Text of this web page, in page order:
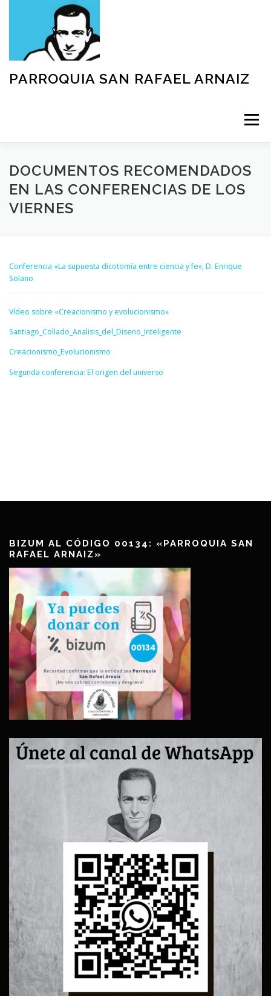
PARROQUIA SAN RAFAEL ARNAIZ
Menú
NUESTRA PARROQUIA SACRAMENTOS
GRUPOS
DOCUMENTOS RECOMENDADOS
EN LAS CONFERENCIAS DE LOS
VIERNES
Conferencia «La supuesta dicotomía entre ciencia y fe», D. Enrique
Solano
Vídeo sobre «Creacionismo y evolucionismo»
Santiago_Collado_Analisis_del_Diseno_Inteligente
Creacionismo_Evolucionismo
Segunda conferencia: El origen del universo
BIZUM AL CÓDIGO 00134: «PARROQUIA SAN
RAFAEL ARNAIZ»